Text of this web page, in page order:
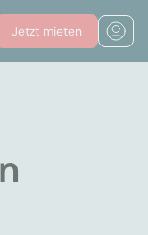
Jetzt mieten